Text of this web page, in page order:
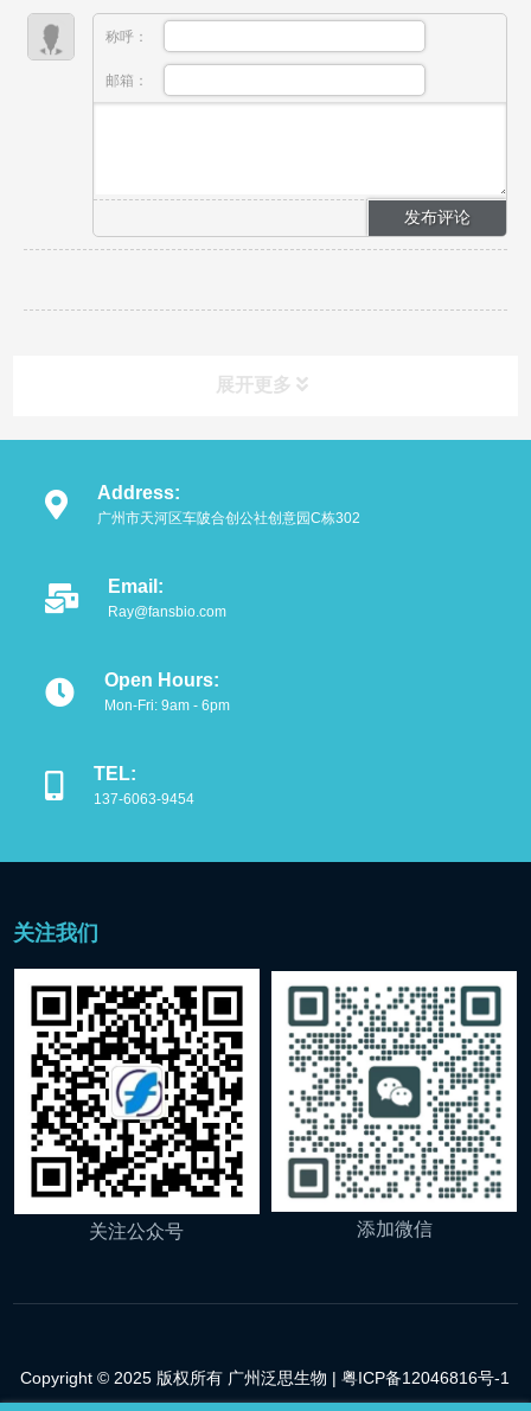
称呼：
邮箱：
展开更多
Address:
广州市天河区车陂合创公社创意园C栋302
Email:
Ray@fansbio.com
Open Hours:
Mon-Fri: 9am - 6pm
TEL:
137-6063-9454
关注我们
关注公众号 添加微信
Copyright © 2025 版权所有 广州泛思生物 | 粤ICP备12046816号-1